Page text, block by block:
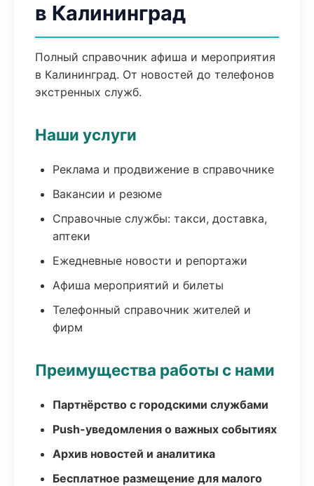
в Калининград
Полный справочник афиша и мероприятия
в Калининград. От новостей до телефонов
экстренных служб.
Наши услуги
Реклама и продвижение в справочнике
Вакансии и резюме
Справочные службы: такси, доставка,
аптеки
Ежедневные новости и репортажи
Афиша мероприятий и билеты
Телефонный справочник жителей и
фирм
Преимущества работы с нами
Партнёрство с городскими службами
Push-уведомления о важных событиях
Архив новостей и аналитика
Бесплатное размещение для малого